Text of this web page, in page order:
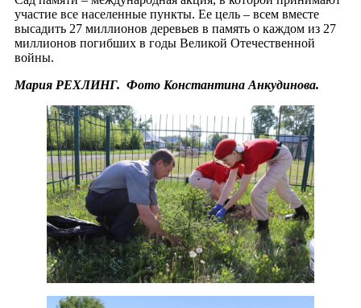
участие все населенные пункты. Ее цель – всем вместе
высадить 27 миллионов деревьев в память о каждом из 27
миллионов погибших в годы Великой Отечественной
войны.
Мария РЕХЛИНГ. Фото Константина Анкудинова.